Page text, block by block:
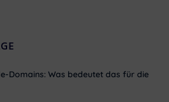
Domains: Was bedeutet das für die